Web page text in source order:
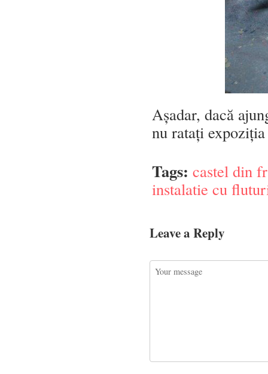
Așadar, dacă
nu ratați
Tags: castel din
instalatie cu
Leave a Reply